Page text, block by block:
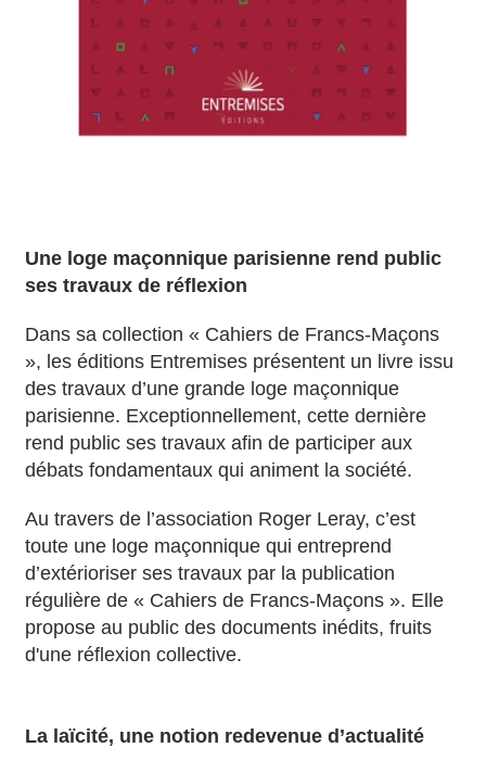
Une loge maçonnique parisienne rend public
ses travaux de réflexion
Dans sa collection « Cahiers de Francs-Maçons
», les éditions Entremises présentent un livre issu
des travaux d’une grande loge maçonnique
parisienne. Exceptionnellement, cette dernière
rend public ses travaux afin de participer aux
débats fondamentaux qui animent la société.
Au travers de l’association Roger Leray, c’est
toute une loge maçonnique qui entreprend
d’extérioriser ses travaux par la publication
régulière de « Cahiers de Francs-Maçons ». Elle
propose au public des documents inédits, fruits
d'une réflexion collective.
La laïcité, une notion redevenue d’actualité